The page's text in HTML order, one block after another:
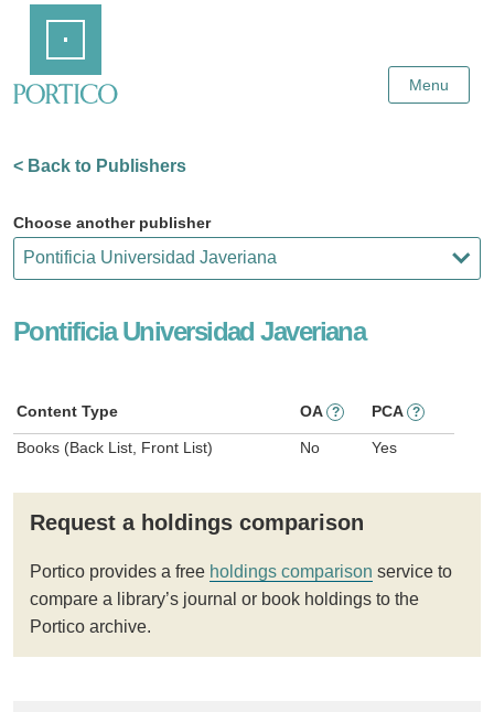
Content
Menu
< Back to Publishers
Choose another publisher
Pontificia Universidad Javeriana
Content Type OA ? PCA ?
Books (Back List, Front List) No Yes
Request a holdings comparison
Portico provides a free holdings comparison service to
compare a library’s journal or book holdings to the
Portico archive.